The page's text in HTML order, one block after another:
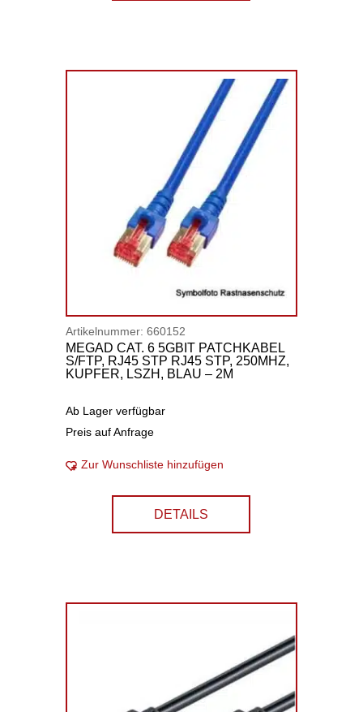
Artikelnummer: 660152
MEGAD CAT. 6 5GBIT PATCHKABEL
S/FTP, RJ45 STP RJ45 STP, 250MHZ,
KUPFER, LSZH, BLAU – 2M
Ab Lager verfügbar
Preis auf Anfrage
Zur Wunschliste hinzufügen
DETAILS